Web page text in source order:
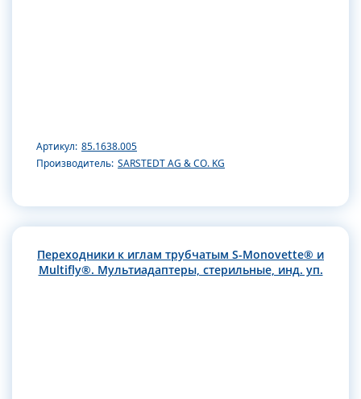
Артикул: 85.1638.005
Производитель: SARSTEDT AG & CO. KG
Переходники к иглам трубчатым S-Monovette® и
Multifly®. Мультиадаптеры, стерильные, инд. уп.